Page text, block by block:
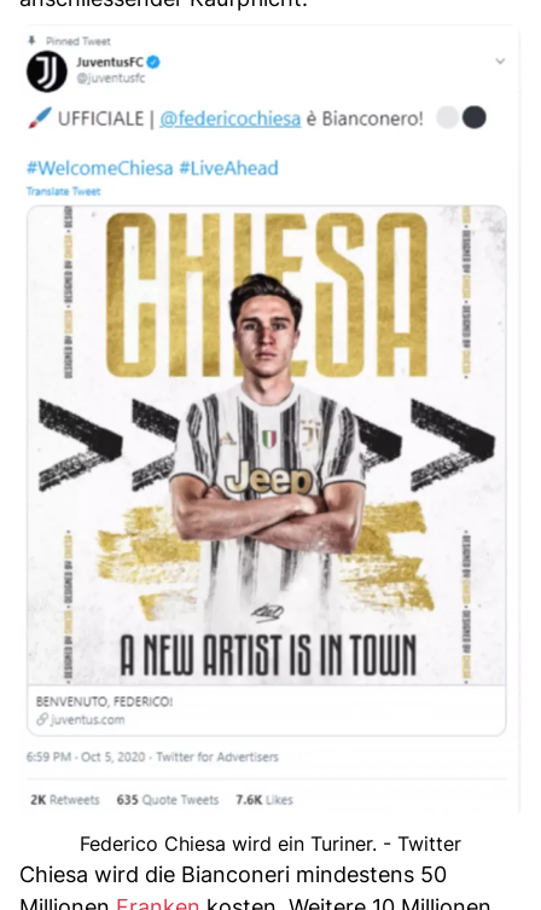
Federico Chiesa wird ein Turiner. - Twitter
Chiesa wird die Bianconeri mindestens 50